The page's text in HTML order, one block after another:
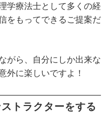
学療法士として多くの経
をもってできるご提案だ
がら、自分にしか出来な
外に楽しいですよ！
トラクターをする